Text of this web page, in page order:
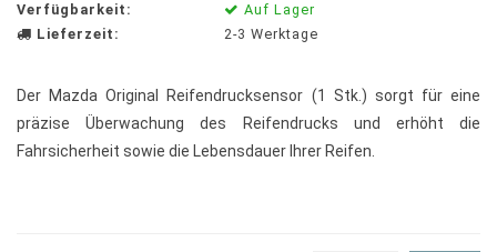
Verfügbarkeit:
Auf Lager
Lieferzeit:
2-3 Werktage
Der Mazda Original Reifendrucksensor (1 Stk.) sorgt für eine
präzise Überwachung des Reifendrucks und erhöht die
Fahrsicherheit sowie die Lebensdauer Ihrer Reifen.